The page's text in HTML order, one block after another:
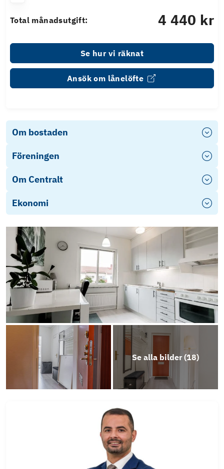
Total månadsutgift: 4 440 kr
Se hur vi räknat
Ansök om lånelöfte
Om bostaden
Föreningen
Om Centralt
Ekonomi
Se alla bilder (18)